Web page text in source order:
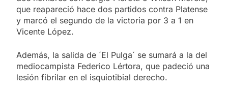
que reapareció hace dos partidos contra Platense
y marcó el segundo de la victoria por 3 a 1 en
Vicente López.
Además, la salida de ´El Pulga´ se sumará a la del
mediocampista Federico Lértora, que padeció una
lesión fibrilar en el isquiotibial derecho.